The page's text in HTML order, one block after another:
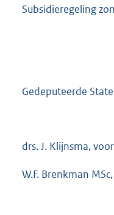
Subsidieregeling
Gedeputeerde
drs. J. Klijnsma,
W.F. Brenkman